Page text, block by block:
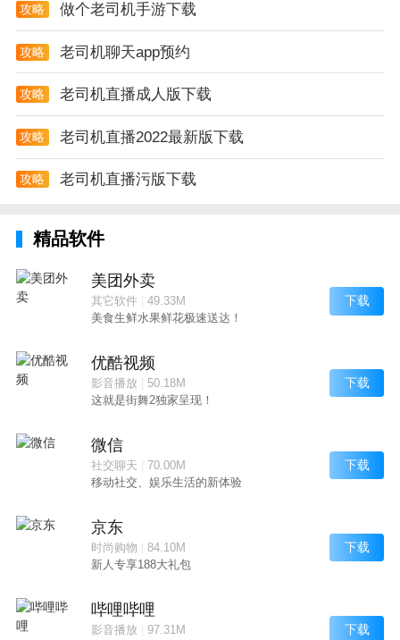
攻略 做个老司机手游下载
攻略 老司机聊天app预约
攻略 老司机直播成人版下载
攻略 老司机直播2022最新版下载
攻略 老司机直播污版下载
精品软件
美团外卖
其它软件| 49.33M
美食生鲜水果鲜花极速送达！
下载
优酷视频
影音播放
50.18M
这就是街舞2独家呈现！
下载
微信
社交聊天
70.00M
移动社交、娱乐生活的新体验
下载
京东
时尚购物
84.10M
新人专享188大礼包
下载
哔哩哔哩
影音播放
97.31M
下载